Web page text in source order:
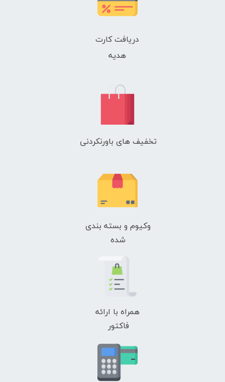
دریافت کارت
هدیه
تخفیف های باورنکردنی
وکیوم و بسته بندی
شده
همراه با ارائه
فاکتور